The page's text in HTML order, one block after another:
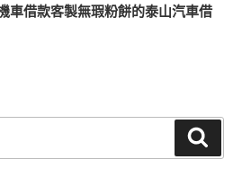
車借款客製無瑕粉餅的泰山汽車借